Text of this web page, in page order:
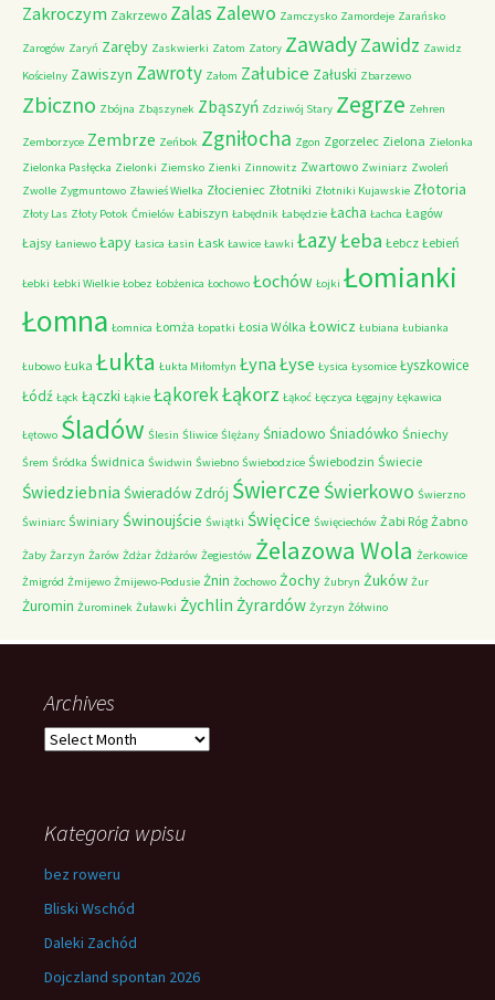
Zakroczym Zakrzewo ZalasZalewo Zamczysko Zamordeje Zarańsko
Zarogów Zaryń Zaręby Zaskwierki Zatom Zatory ZawadyZawidz Zawidz
Kościelny Zawiszyn Zawroty Załom Załubice Załuski Zbarzewo
Zbiczno Zbójna Zbąszynek Zbąszyń Zdziwój Stary Zegrze Zehren
Zemborzyce Zembrze Zeńbok Zgniłocha Zgon Zgorzelec Zielona Zielonka
Zielonka Pasłęcka Zielonki Ziemsko Zienki Zinnowitz Zwartowo Zwiniarz Zwoleń
Zwolle Zygmuntowo Zławieś Wielka Złocieniec Złotniki Złotniki Kujawskie Złotoria
Złoty Las Złoty Potok Ćmielów Łabiszyn Łabędnik Łabędzie Łacha Łachca Łagów
Łajsy Łaniewo Łapy Łasica Łasin Łask Ławice Ławki ŁazyŁeba Łebcz Łebień
Łebki Łebki Wielkie Łobez Łobżenica Łochowo Łochów Łojki Łomianki
Łomna Łomnica Łomża Łopatki Łosia Wólka Łowicz Łubiana Łubianka
Łubowo Łuka Łukta Łukta Miłomłyn ŁynaŁyse Łysica Łysomice Łyszkowice
Łódź Łąck Łączki Łąkie ŁąkorekŁąkorz Łąkoć Łęczyca Łęgajny Łękawica
Łętowo Śladów Ślesin Śliwice Ślężany Śniadowo Śniadówko Śniechy
Śrem Śródka Świdnica Świdwin Świebno Świebodzice Świebodzin Świecie
Świedziebnia Świeradów Zdrój Świercze Świerkowo Świerzno
Świniarc Świniary Świnoujście Świątki Święcice Święciechów Żabi Róg Żabno
Żaby Żarzyn Żarów Żdżar Żdżarów Żegiestów Żelazowa Wola Żerkowice
Żmigród Żmijewo Żmijewo-Podusie Żnin Żochowo Żochy Żubryn Żuków Żur
Żuromin Żurominek Żuławki Żychlin Żyrardów Żyrzyn Żółwino
Archives
Archives
Kategoria wpisu
bez roweru
Bliski Wschód
Daleki Zachód
Dojczland spontan 2026